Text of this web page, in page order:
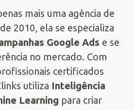
mais uma agência de
2010, ela se especializa
Google Ads e se
no mercado. Com
certificados
utiliza Inteligência
Learning para criar